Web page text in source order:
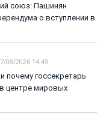
союз: Пашинян
о вступлении в
08/2026 14:43
почему госсекретарь
центре мировых